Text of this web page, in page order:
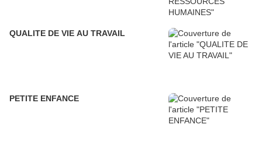
QUALITE DE VIE AU TRAVAIL
PETITE ENFANCE